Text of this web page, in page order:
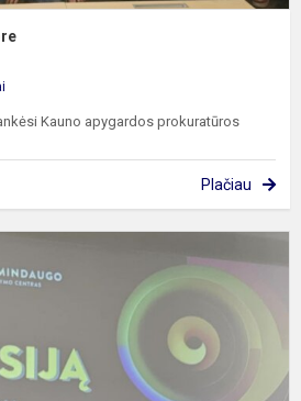
Kauno apygardos prokuratūros
Plačiau